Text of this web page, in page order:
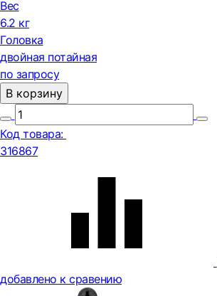
Вес
6.2 кг
Головка
двойная потайная
по запросу
В корзину
Код товара:
316867
добавлено к сравению